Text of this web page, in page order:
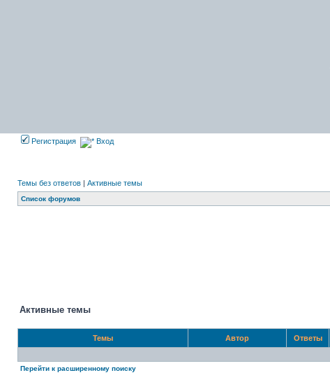
Регистрация Вход
Темы без ответов | Активные темы
Список форумов
Активные темы
Темы Автор Ответы
Перейти к расширенному поиску